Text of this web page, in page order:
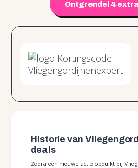
Ontgrendel 4
Historie van
deals
Zodra een nieuwe actie opduikt bij